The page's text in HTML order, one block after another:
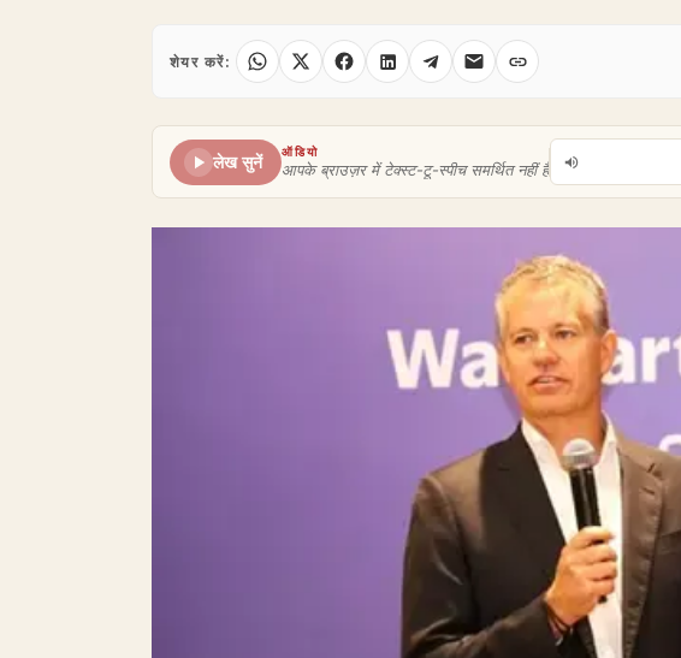
शेयर करें:
लेख सुनें
ऑडियो
आपके ब्राउज़र में टेक्स्ट-टू-स्पीच समर्थित नहीं है